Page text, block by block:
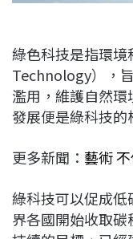
綠色科技是指環
Technology），
濫用，維護自然
發展便是綠科技的
更多新聞： 藝術
綠科技可以促成
界各國開始收取